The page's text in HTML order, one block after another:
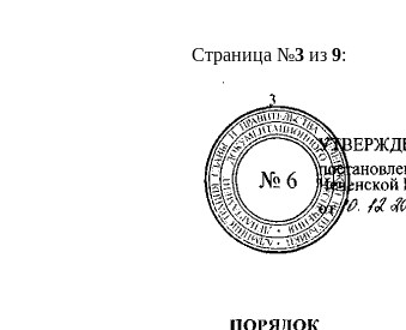
Страница №3из 9: